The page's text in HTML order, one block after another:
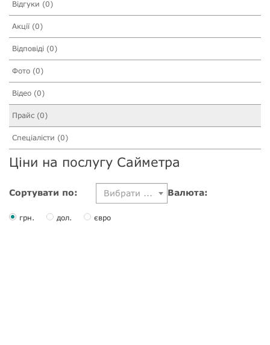
Відгуки (0)
Акції (0)
Відповіді (0)
Фото (0)
Відео (0)
Прайс (0)
Спеціалісти (0)
Ціни на послугу Сайметра
Сортувати по: Вибрати ... Валюта:
грн. дол. євро